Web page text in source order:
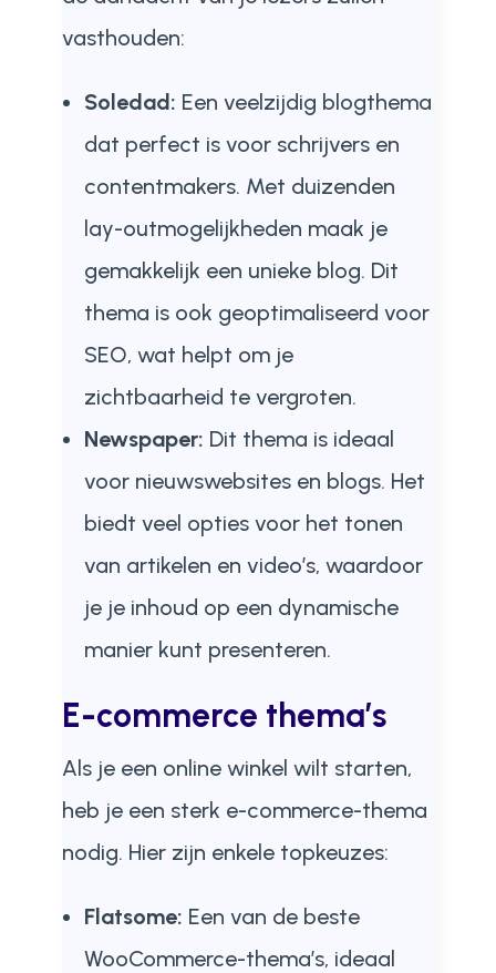
vasthouden:
Soledad: Een veelzijdig blogthema
dat perfect is voor schrijvers en
contentmakers. Met duizenden
lay-outmogelijkheden maak je
gemakkelijk een unieke blog. Dit
thema is ook geoptimaliseerd voor
SEO, wat helpt om je
zichtbaarheid te vergroten.
Newspaper: Dit thema is ideaal
voor nieuwswebsites en blogs. Het
biedt veel opties voor het tonen
van artikelen en video’s, waardoor
je je inhoud op een dynamische
manier kunt presenteren.
E-commerce thema’s
Als je een online winkel wilt starten,
heb je een sterk e-commerce-thema
nodig. Hier zijn enkele topkeuzes:
Flatsome: Een van de beste
WooCommerce-thema’s, ideaal